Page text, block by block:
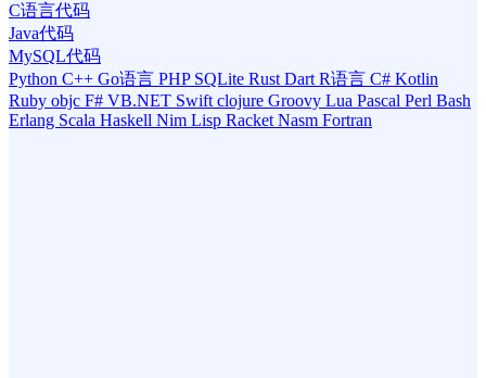
C语言代码
Java代码
MySQL代码
Python C++ Go语言 PHP SQLite Rust Dart R语言 C# Kotlin
Ruby objc F# VB.NET Swift clojure Groovy Lua Pascal Perl Bash
Erlang Scala Haskell Nim Lisp Racket Nasm Fortran